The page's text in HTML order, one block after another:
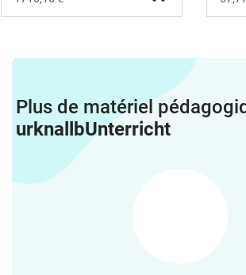
Plus de matériel
urknallbUnterricht